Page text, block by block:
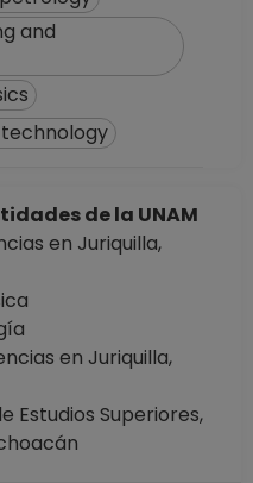
and
de la UNAM
en Juriquilla,
en Juriquilla,
Estudios Superiores,